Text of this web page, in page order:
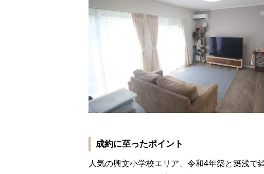
成約に至ったポイント
人気の興文小学校エリア、令和4年築と築浅で